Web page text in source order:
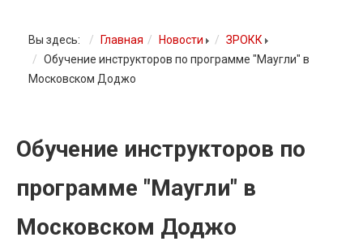
Вы здесь: Главная Новости
ЗРОКК
Обучение инструкторов по программе "Маугли" в
Московском Доджо
Обучение инструкторов по
программе "Маугли" в
Московском Доджо